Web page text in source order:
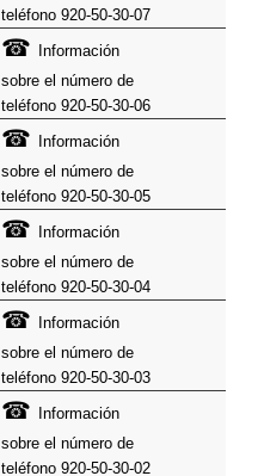
teléfono 920-50-30-07
☎ Información
sobre el número de
teléfono 920-50-30-06
☎ Información
sobre el número de
teléfono 920-50-30-05
☎ Información
sobre el número de
teléfono 920-50-30-04
☎ Información
sobre el número de
teléfono 920-50-30-03
☎ Información
sobre el número de
teléfono 920-50-30-02